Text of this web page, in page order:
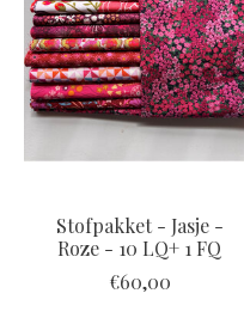
Stofpakket - Jasje -
Roze - 10 LQ+ 1 FQ
€60,00